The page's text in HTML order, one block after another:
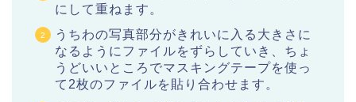
にして重ねます。
うちわの写真部分がきれいに入る大きさに
なるようにファイルをずらしていき、ちょ
うどいいところでマスキングテープを使っ
て2枚のファイルを貼り合わせます。